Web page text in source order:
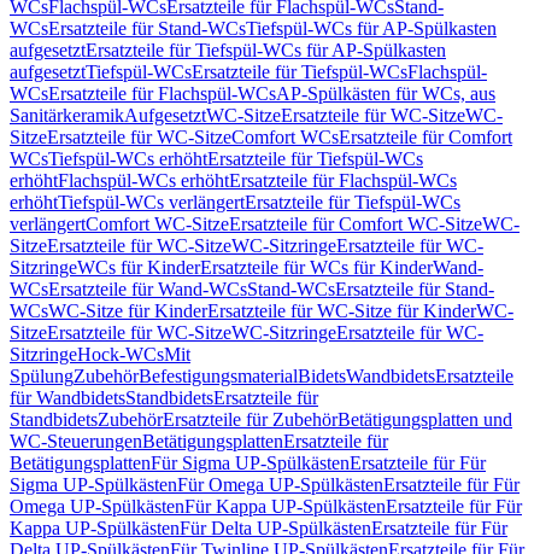
WCsFlachspül-WCsErsatzteile für Flachspül-WCsStand-
WCsErsatzteile für Stand-WCsTiefspül-WCs für AP-Spülkasten
aufgesetztErsatzteile für Tiefspül-WCs für AP-Spülkasten
aufgesetztTiefspül-WCsErsatzteile für Tiefspül-WCsFlachspül-
WCsErsatzteile für Flachspül-WCsAP-Spülkästen für WCs, aus
SanitärkeramikAufgesetztWC-SitzeErsatzteile für WC-SitzeWC-
SitzeErsatzteile für WC-SitzeComfort WCsErsatzteile für Comfort
WCsTiefspül-WCs erhöhtErsatzteile für Tiefspül-WCs
erhöhtFlachspül-WCs erhöhtErsatzteile für Flachspül-WCs
erhöhtTiefspül-WCs verlängertErsatzteile für Tiefspül-WCs
verlängertComfort WC-SitzeErsatzteile für Comfort WC-SitzeWC-
SitzeErsatzteile für WC-SitzeWC-SitzringeErsatzteile für WC-
SitzringeWCs für KinderErsatzteile für WCs für KinderWand-
WCsErsatzteile für Wand-WCsStand-WCsErsatzteile für Stand-
WCsWC-Sitze für KinderErsatzteile für WC-Sitze für KinderWC-
SitzeErsatzteile für WC-SitzeWC-SitzringeErsatzteile für WC-
SitzringeHock-WCsMit
SpülungZubehörBefestigungsmaterialBidetsWandbidetsErsatzteile
für WandbidetsStandbidetsErsatzteile für
StandbidetsZubehörErsatzteile für ZubehörBetätigungsplatten und
WC-SteuerungenBetätigungsplattenErsatzteile für
BetätigungsplattenFür Sigma UP-SpülkästenErsatzteile für Für
Sigma UP-SpülkästenFür Omega UP-SpülkästenErsatzteile für Für
Omega UP-SpülkästenFür Kappa UP-SpülkästenErsatzteile für Für
Kappa UP-SpülkästenFür Delta UP-SpülkästenErsatzteile für Für
Delta UP-SpülkästenFür Twinline UP-SpülkästenErsatzteile für Für